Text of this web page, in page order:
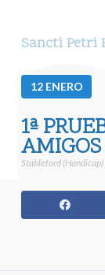
Sancti Petri
12 ENERO
1ª
Stableford (Handicap)